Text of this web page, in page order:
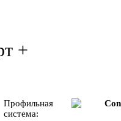
+
Профильная
система: